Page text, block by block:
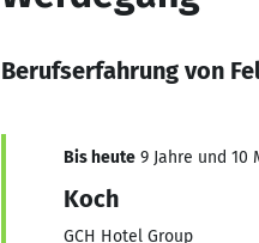
Berufserfahrung von
Bis heute 9 Jahre und 10
Koch
GCH Hotel Group